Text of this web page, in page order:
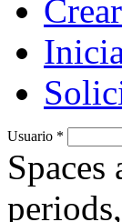
Usuario *